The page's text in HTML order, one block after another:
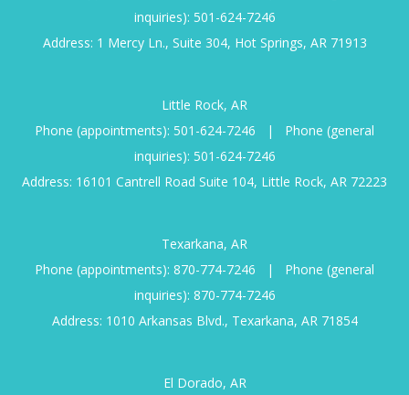
inquiries): 501-624-7246
Address: 1 Mercy Ln., Suite 304, Hot Springs, AR 71913
Little Rock, AR
Phone (appointments): 501-624-7246 |
Phone (general
inquiries): 501-624-7246
Address: 16101 Cantrell Road Suite 104, Little Rock, AR 72223
Texarkana, AR
Phone (appointments): 870-774-7246 |
Phone (general
inquiries): 870-774-7246
Address: 1010 Arkansas Blvd., Texarkana, AR 71854
El Dorado, AR